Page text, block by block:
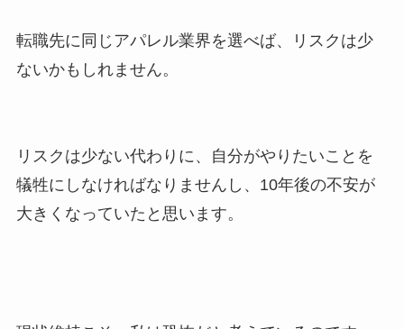
転職先に同じアパレル業界を選べば、リスクは少
ないかもしれません。
リスクは少ない代わりに、自分がやりたいことを
犠牲にしなければなりませんし、10年後の不安が
大きくなっていたと思います。